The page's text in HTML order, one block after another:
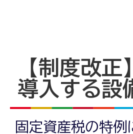
【制度改
導入する設
固定資産税の特